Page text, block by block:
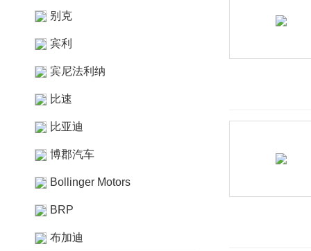
别克
宾利
宾尼法利纳
比速
比亚迪
博郡汽车
Bollinger Motors
BRP
布加迪